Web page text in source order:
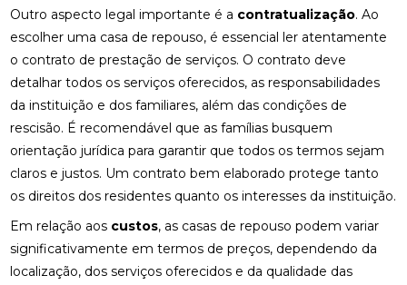
Outro aspecto legal importante é a contratualização. Ao
escolher uma casa de repouso, é essencial ler atentamente
o contrato de prestação de serviços. O contrato deve
detalhar todos os serviços oferecidos, as responsabilidades
da instituição e dos familiares, além das condições de
rescisão. É recomendável que as famílias busquem
orientação jurídica para garantir que todos os termos sejam
claros e justos. Um contrato bem elaborado protege tanto
os direitos dos residentes quanto os interesses da instituição.
Em relação aos custos, as casas de repouso podem variar
significativamente em termos de preços, dependendo da
localização, dos serviços oferecidos e da qualidade das